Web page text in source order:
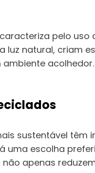
pelo uso
luz natural, criam
sustentável têm
uma escolha
não apenas